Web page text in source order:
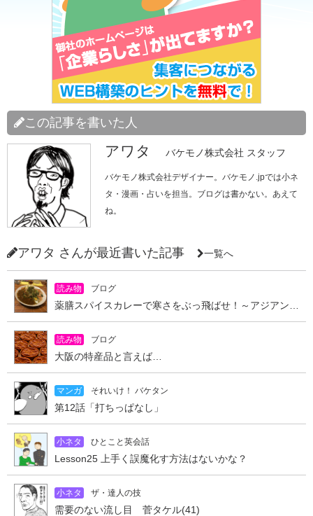
この記事を書いた人
アワタ バケモノ株式会社 スタッフ
バケモノ株式会社デザイナー。バケモノ.jpでは小ネ
タ・漫画・占いを担当。ブログは書かない。あえて
ね。
アワタ さんが最近書いた記事 一覧へ
読み物 ブログ
読み物 ブログ
大阪の特産品と言えば…
マンガ それいけ！ バケタン
第12話「打ちっぱなし」
小ネタ ひとこと英会話
Lesson25 上手く誤魔化す方法はないかな？
小ネタ ザ・達人の技
需要のない流し目 菅タケル(41)